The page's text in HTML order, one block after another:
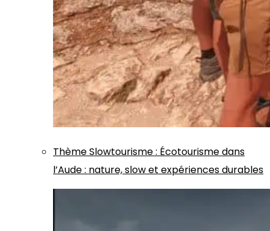
ThèmeSlowtourisme: Écotourisme dans
l’Aude : nature, slow et expériences durables